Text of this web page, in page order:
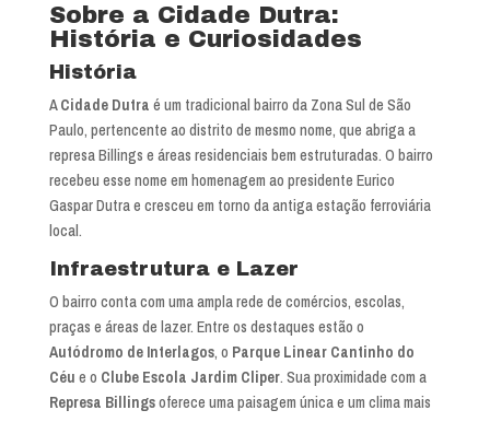
Sobre a Cidade Dutra:
História e Curiosidades
História
ACidade Dutra é um tradicional bairro da Zona Sul de São
Paulo, pertencente ao distrito de mesmo nome, que abriga a
represa Billings e áreas residenciais bem estruturadas. O bairro
recebeu esse nome em homenagem ao presidente Eurico
Gaspar Dutra e cresceu em torno da antiga estação ferroviária
local.
Infraestrutura e Lazer
O bairro conta com uma ampla rede de comércios, escolas,
praças e áreas de lazer. Entre os destaques estão o
Autódromo de Interlagos, o Parque Linear Cantinho do
Céu e o Clube Escola Jardim Cliper. Sua proximidade com a
Represa Billingsoferece uma paisagem única e um clima mais